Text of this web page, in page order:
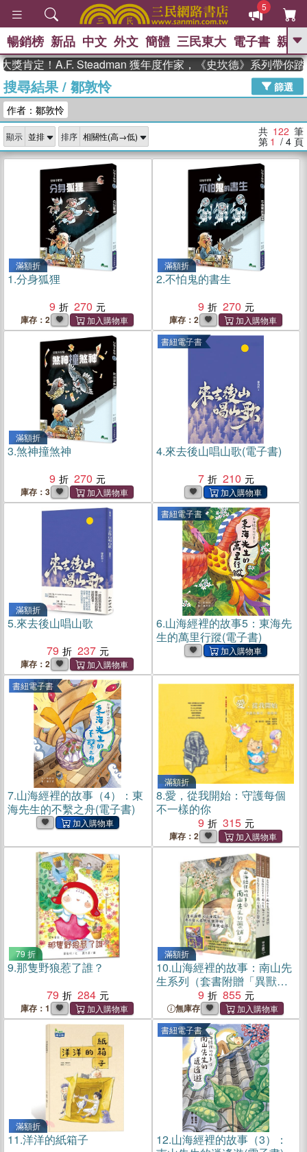
5
GO
The Odyssey 、
父親節 、 如果歷史是一群喵 、 暑期
念華 、 台灣的李登輝時代 、 數學女
孩：黎曼猜想
偉大的迷走神經
暢銷榜 新品 中文 外文 簡體 三民東大 電子書 親子
！A.F. Steadman 獲年度作家，《史坎德》系列帶你踏上熱血
搜尋結果/ 鄒敦怜
篩選
作者：鄒敦怜
顯示 排序 共 122 筆
第 1 / 4 頁
滿額折
1.分身狐狸
9
270
庫存：2
滿額折
2.不怕鬼的書生
9
270
庫存：2
滿額折
3.煞神撞煞神
9
270
庫存：3
書紐電子書
4.來去後山唱山歌(電子書)
7
210
滿額折
5.來去後山唱山歌
79
237
庫存：2
書紐電子書
6.山海經裡的故事5：東海先
生的萬里行蹤(電子書)
書紐電子書
7.山海經裡的故事（4）：東
海先生的不繫之舟(電子書)
滿額折
8.愛，從我開始：守護每個
不一樣的你
9
315
庫存：2
79 折
9.那隻野狼惹了誰？
79
284
庫存：1
滿額折
10.山海經裡的故事：南山先
生系列（套書附贈「異獸探
險之旅」雙面桌遊海報）
（共三冊）
9 855
無庫存
滿額折
11.洋洋的紙箱子
書紐電子書
12.山海經裡的故事（3）：